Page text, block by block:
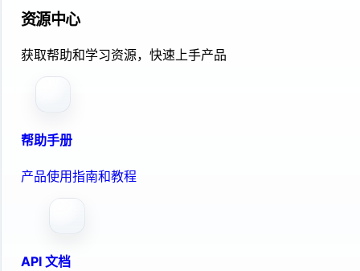
资源中心
获取帮助和学习资源，快速上手产品
帮助手册
产品使用指南和教程
API 文档